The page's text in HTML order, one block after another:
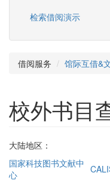
检索借阅演示
借阅服务 馆际互借&
校外书目
大陆地区：
国家科技图书文献中
心